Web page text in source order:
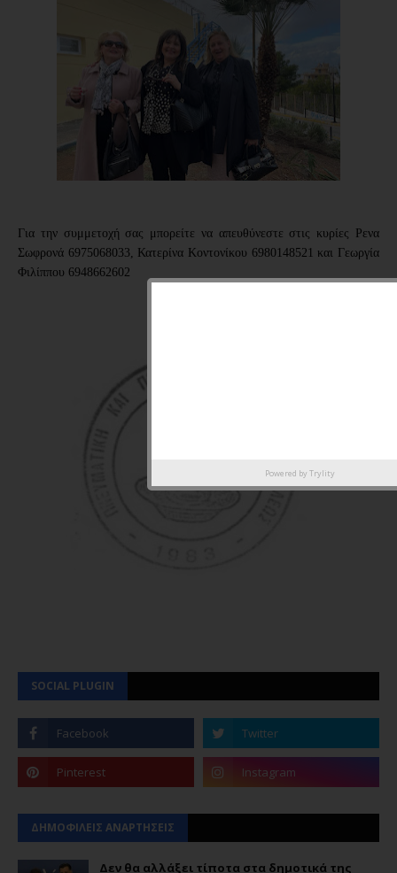
Για την συμμετοχή σας μπορείτε να απευθύνεστε στις κυρίες
Ρενα
Σωφρονά 6975068033, Κατερίνα Κοντονίκου 6980148521 και Γεωργία
Φιλίππου 6948662602
SOCIAL PLUGIN
ΔΗΜΟΦΙΛΕΙΣ ΑΝΑΡΤΗΣΕΙΣ
Δεν θα αλλάξει τίποτα στα δημοτικά της
Powered by Trylity